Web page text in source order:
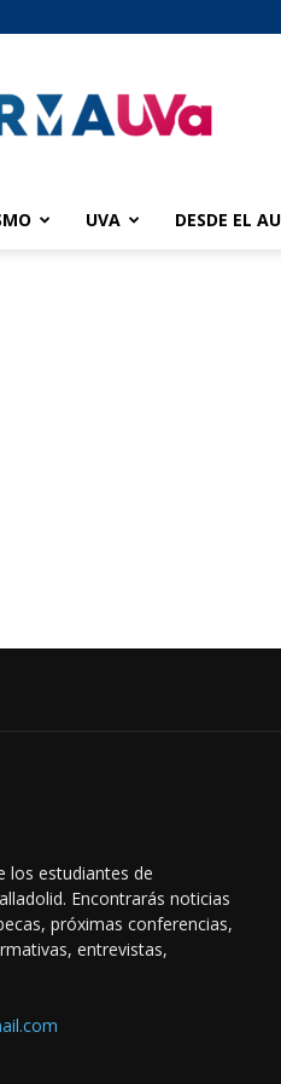
informaUVA
UVA DESDE EL
los estudiantes de
Encontrarás noticias
próximas conferencias,
entrevistas,